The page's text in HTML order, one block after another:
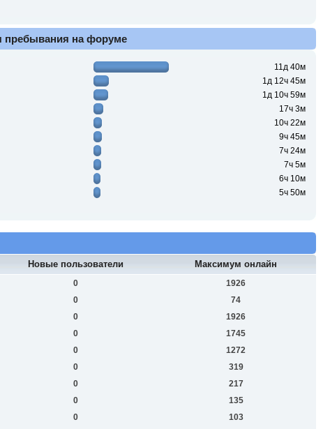
пребывания на форуме
11д 40м
1д 12ч 45м
1д 10ч 59м
17ч 3м
10ч 22м
9ч 45м
7ч 24м
7ч 5м
6ч 10м
5ч 50м
Новые пользователи Максимум онлайн
0
1926
0
74
0
1926
0
1745
0
1272
0
319
0
217
0
135
0
103